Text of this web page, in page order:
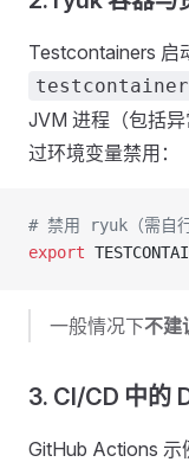
Testcontainers 启
JVM 进程（包括
过环境变量禁用：
# 禁用 ryuk（需自行
export
一般情况下不建
3. CI/CD 中的
GitHub Actions 示